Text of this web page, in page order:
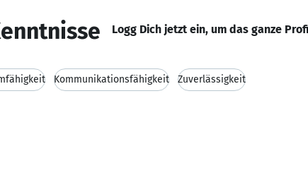
Logg Dich jetzt ein, um das ganze
Kommunikationsfähigkeit Zuverlässigkeit